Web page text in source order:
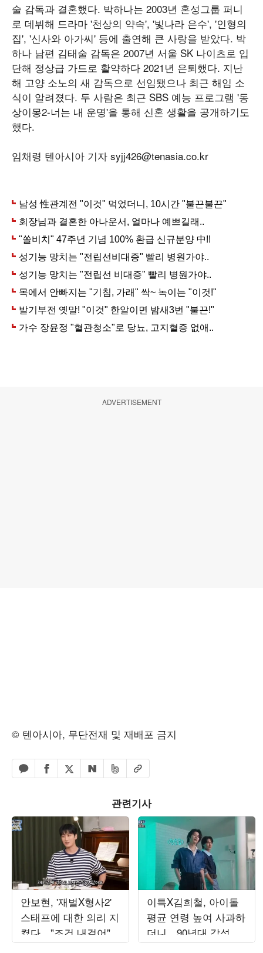
술 감독과 결혼했다. 박하나는 2003년 혼성그룹 퍼니
로 데뷔해 드라마 '천상의 약속', '빛나라 은수', '인형의
집', '신사와 아가씨' 등에 출연해 큰 사랑을 받았다. 박
하나 남편 김태술 감독은 2007년 서울 SK 나이츠로 입
단해 정상급 가드로 활약하다 2021년 은퇴했다. 지난
해 고양 소노의 새 감독으로 선임됐으나 최근 해임 소
식이 알려졌다. 두 사람은 최근 SBS 예능 프로그램 '동
상이몽2-너는 내 운명'을 통해 신혼 생활을 공개하기도
했다.
임채령 텐아시아 기자 syjj426@tenasia.co.kr
ADVERTISEMENT
© 텐아시아, 무단전재 및 재배포 금지
카카오톡 공유하기
페이스북 공유하기
엑스 공유하기
네이버 공유하기
밴드 공유하기
URL복사
관련기사
안보현, '재벌X형사2'
스태프에 대한 의리 지
켰다…"조건 내걸어"
상남자 면모 ('목요일
이특X김희철, 아이돌
평균 연령 높여 사과하
더니…90년대 감성 재
해석 ('트기트기 이특')